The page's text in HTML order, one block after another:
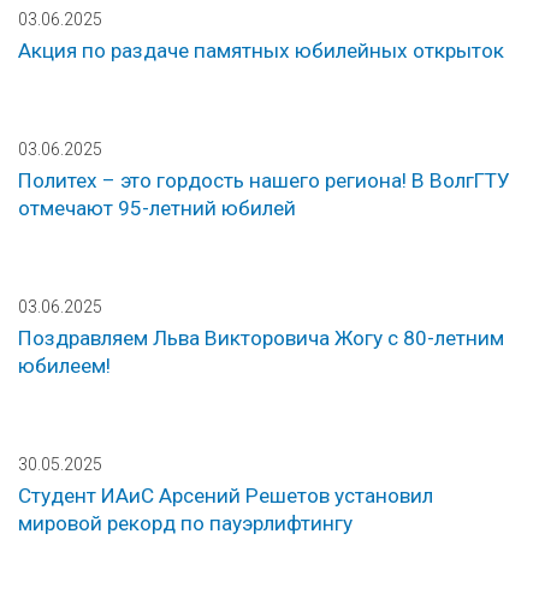
03.06.2025
Акция по раздаче памятных юбилейных открыток
03.06.2025
Политех – это гордость нашего региона! В ВолгГТУ
отмечают 95-летний юбилей
03.06.2025
Поздравляем Льва Викторовича Жогу с 80-летним
юбилеем!
30.05.2025
Студент ИАиС Арсений Решетов установил
мировой рекорд по пауэрлифтингу